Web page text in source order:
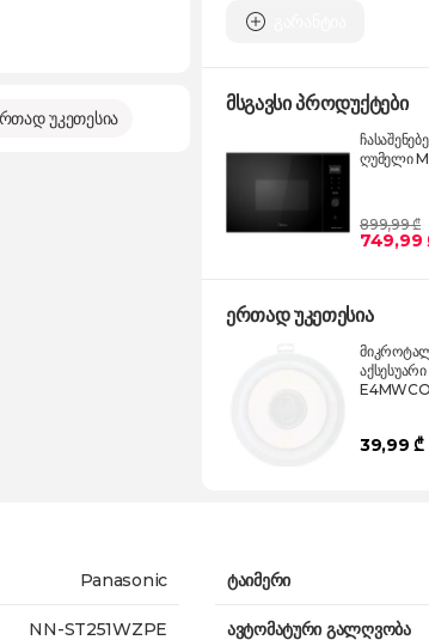
უკეთესია
მსგავსი პროდუქტები
ღუმელი
899,99 ₾
749,99
ერთად უკეთესია
39,99 ₾
Panasonic
NN-ST251WZPE
ტაიმერი
ავტომატური გალღვობა